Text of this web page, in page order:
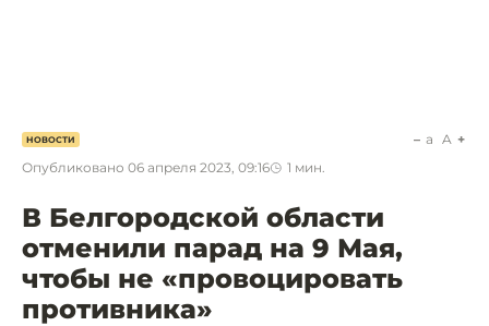
НОВОСТИ
Опубликовано 06 апреля 2023, 09:16 1 мин.
a A
В Белгородской области
отменили парад на 9 Мая,
чтобы не «провоцировать
противника»